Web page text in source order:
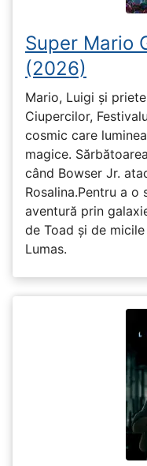
Super Mario
(2026)
Mario, Luigi și
Ciupercilor,
cosmic care
magice.
când Bowser Jr.
Rosalina.Pentru a
aventură prin
de Toad și de
Lumas.